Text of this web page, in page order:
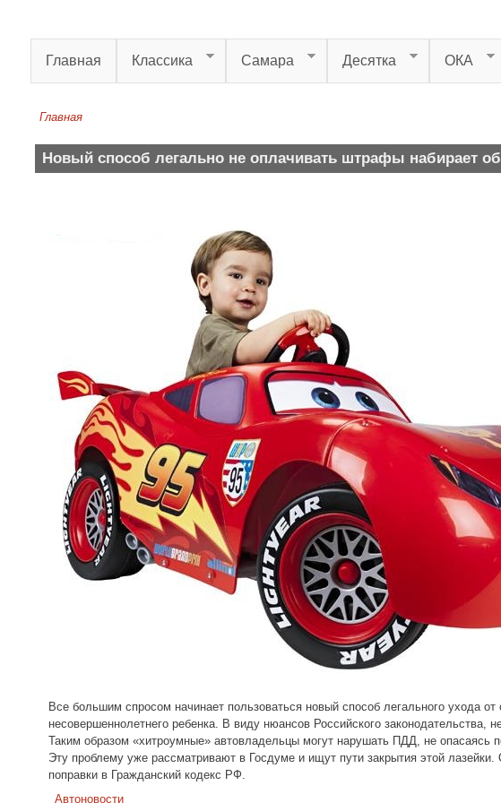
Главная Классика Самара Десятка ОКА
Главная
Новый способ легально не оплачивать штрафы набирает
Все большим спросом начинает пользоваться новый способ легального ухода
несовершеннолетнего ребенка. В виду нюансов Российского
Таким образом «хитроумные» автовладельцы могут нарушать ПДД, не опасаясь
Эту проблему уже рассматривают в Госдуме и ищут пути закрытия этой
поправки в Гражданский кодекс РФ.
Автоновости